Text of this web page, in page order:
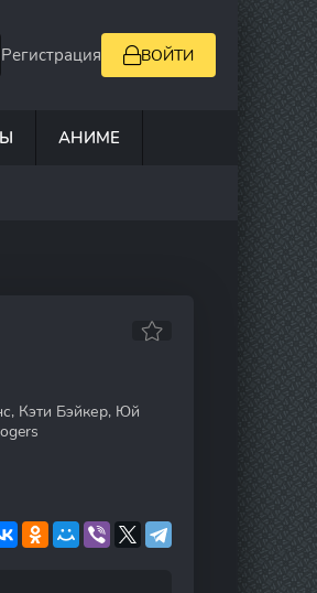
Регистрация ВОЙТИ
АНИМЕ
Кэти Бэйкер, Юй